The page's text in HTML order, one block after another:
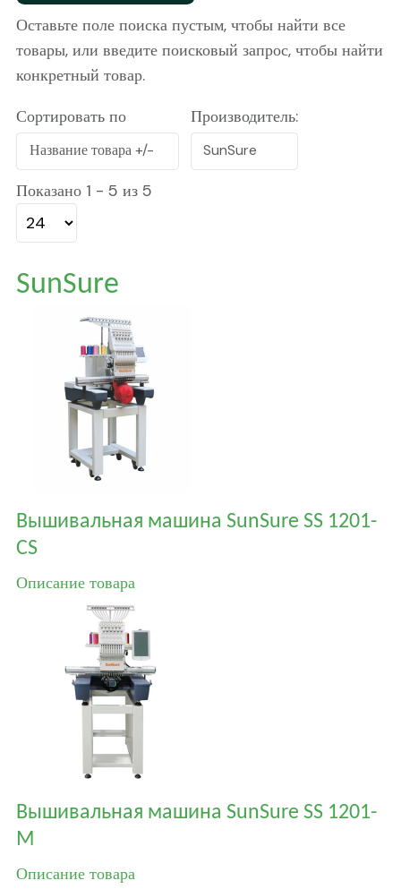
Оставьте поле поиска пустым, чтобы найти все
товары, или введите поисковый запрос, чтобы найти
конкретный товар.
Сортировать по
Название товара +/-
Производитель:
SunSure
Показано 1 - 5 из 5
SunSure
Вышивальная машина SunSure SS 1201-
CS
Описание товара
Вышивальная машина SunSure SS 1201-
M
Описание товара